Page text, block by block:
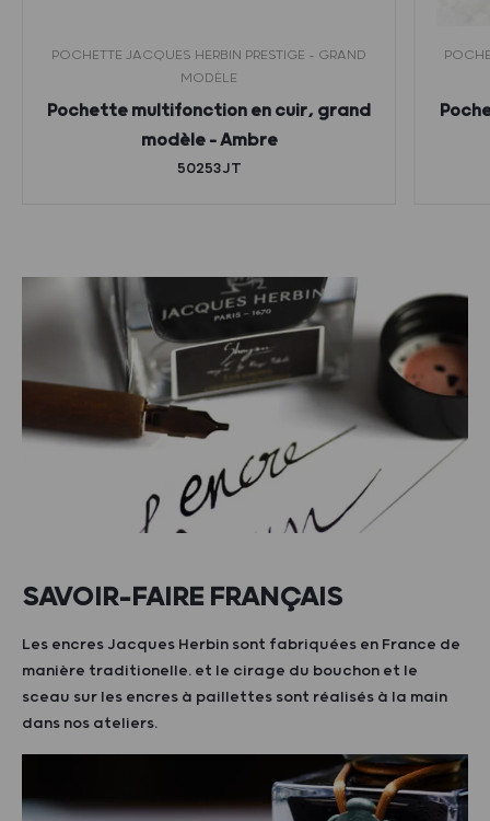
POCHETTE JACQUES HERBIN PRESTIGE - GRAND
MODÈLE
Pochette multifonction en cuir, grand
modèle – Ambre
50253JT
SAVOIR-FAIRE FRANÇAIS
Les encres Jacques Herbin sont fabriquées en France de
manière traditionelle. et le cirage du bouchon et le
sceau sur les encres à paillettes sont réalisés à la main
dans nos ateliers.